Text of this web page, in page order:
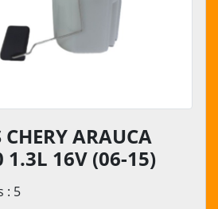
ARAUCA
1.3L 16V (06-15)
: 5